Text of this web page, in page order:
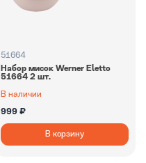
51664
Набор мисок Werner Eletto
51664 2 шт.
В наличии
999 ₽
В корзину